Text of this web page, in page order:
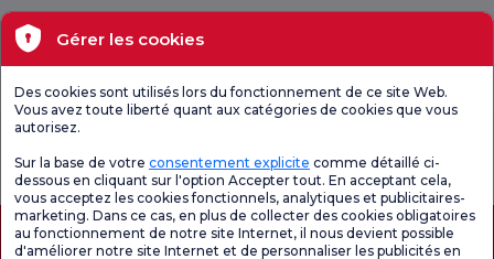
Santé actuelle
Unités médicales
générale de
satisfaction
questionnaire de
satisfaction.
satisfaction sur
les promotions
Gérer les cookies
Des cookies sont utilisés lors du fonctionnement de ce site Web.
Vous avez toute liberté quant aux catégories de cookies que vous
autorisez.
Sur la base de votre consentement explicite comme détaillé ci-
dessous en cliquant sur l'option Accepter tout. En acceptant cela,
vous acceptez les cookies fonctionnels, analytiques et publicitaires-
marketing. Dans ce cas, en plus de collecter des cookies obligatoires
au fonctionnement de notre site Internet, il nous devient possible
d'améliorer notre site Internet et de personnaliser les publicités en